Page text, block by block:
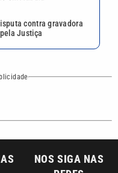
Polícia
a emissora VTV SBT